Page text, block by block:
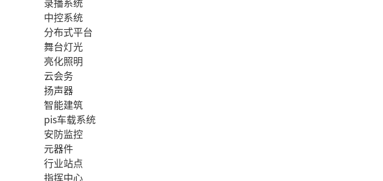
中控系统
分布式平台
舞台灯光
亮化照明
云会务
扬声器
智能建筑
pis车载系统
安防监控
元器件
行业站点
指挥中心